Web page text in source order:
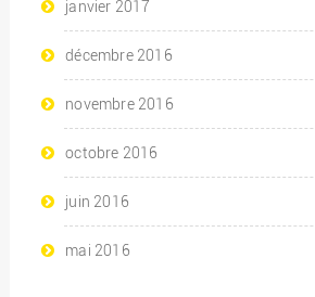
janvier 2017
décembre 2016
novembre 2016
octobre 2016
juin 2016
mai 2016